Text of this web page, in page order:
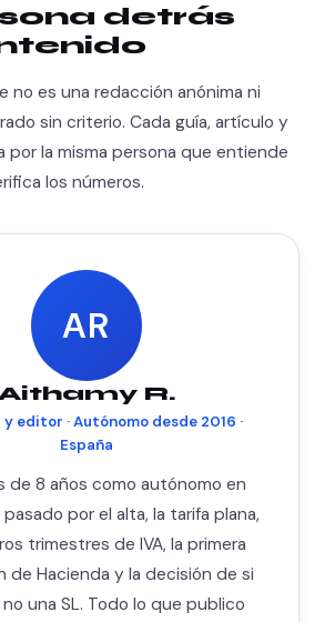
detrás
no es una redacción anónima ni
sin criterio. Cada guía, artículo y
por la misma persona que entiende
los números.
AR
R.
editor · Autónomo desde 2016 ·
España
de 8 años como autónomo en
pasado por el alta, la tarifa plana,
trimestres de IVA, la primera
de Hacienda y la decisión de si
una SL. Todo lo que publico